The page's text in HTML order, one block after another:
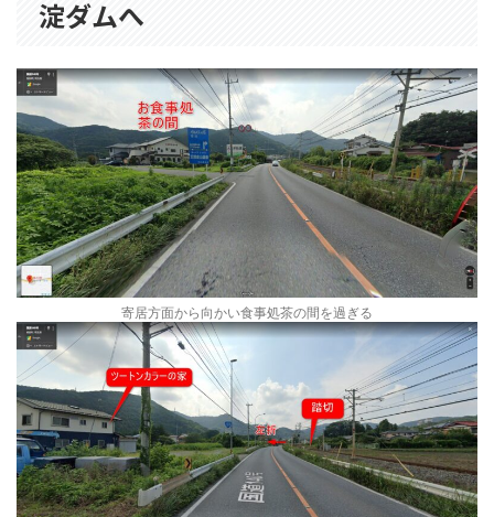
淀ダムへ
寄居方面から向かい食事処茶の間を過ぎる